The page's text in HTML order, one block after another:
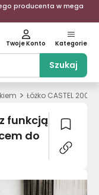
producenta w mega
Szukaj
Twoje Konto Kategorie
> Łóżko CASTEL
funkcją
do